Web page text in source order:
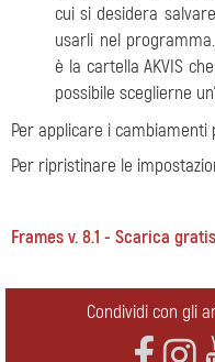
cui si desidera
usarli nel
è la cartella AKVIS
possibile sceglierne
Per applicare i cambiamenti
Per ripristinare le
Frames v. 8.1 - Scarica gratis
Condividi con gli